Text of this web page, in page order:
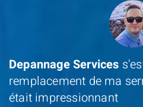
Depannage Services
remplacement de ma
était impressionnant